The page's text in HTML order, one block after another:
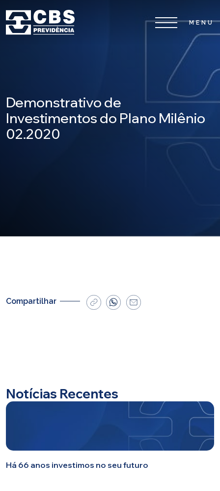
Planos
Investimentos
Demonstrativo de
Investimentos do Plano Milênio
02.2020
Compartilhar
Notícias Recentes
Há 66 anos investimos no seu futuro